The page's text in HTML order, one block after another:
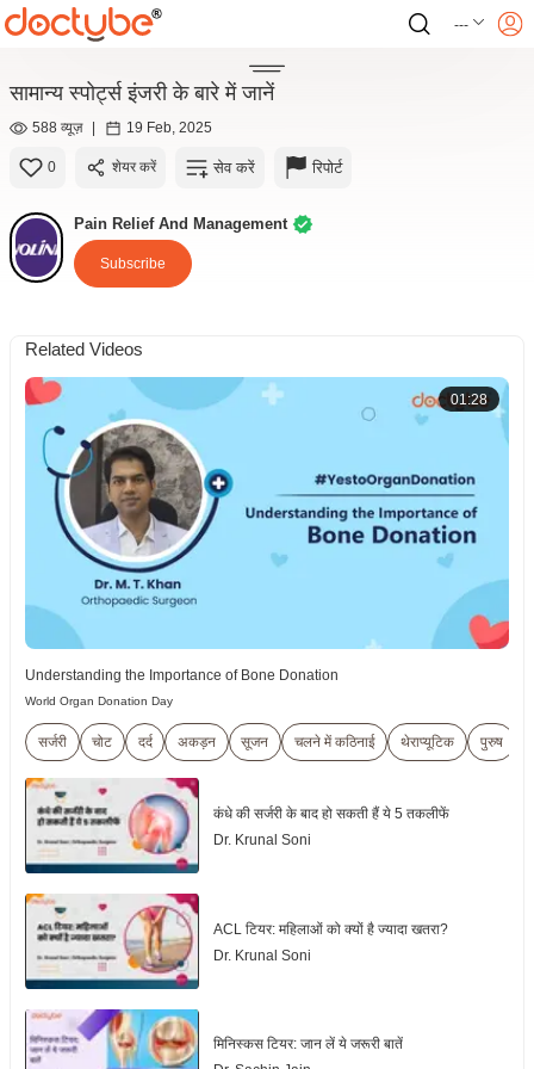
---
सामान्य स्पोर्ट्स इंजरी के बारे में जानें
588 व्यूज़ | 19 Feb, 2025
0 शेयर करें सेव करें रिपोर्ट
Pain Relief And Management
Subscribe
Related Videos
01:28
Understanding the Importance of Bone Donation
World Organ Donation Day
सर्जरी चोट दर्द अकड़न सूजन चलने में कठिनाई थेराप्यूटिक पुरुष
कंधे की सर्जरी के बाद हो सकती हैं ये 5 तकलीफें
Dr. Krunal Soni
ACL टियर: महिलाओं को क्यों है ज्यादा खतरा?
Dr. Krunal Soni
मिनिस्कस टियर: जान लें ये जरूरी बातें